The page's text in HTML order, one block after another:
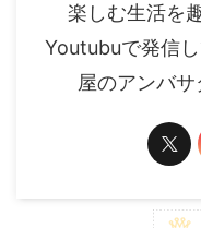
楽しむ生活を
Youtubuで発信
屋のアンバサ